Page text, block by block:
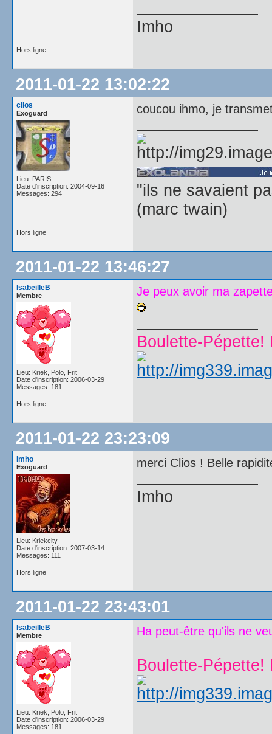
Imho
Hors ligne
2011-01-22 13:02:22
clios
Exoguard
Lieu: PARIS
Date d'inscription: 2004-09-16
Messages: 294
coucou ihmo, je
"ils ne savaient
(marc twain)
Hors ligne
2011-01-22 13:46:27
IsabeilleB
Membre
Lieu: Kriek, Polo, Frit
Date d'inscription: 2006-03-29
Messages: 181
Je peux avoir ma
Boulette-
Hors ligne
2011-01-22 23:23:09
Imho
Exoguard
Lieu: Kriekcity
Date d'inscription: 2007-03-14
Messages: 111
merci Clios ! Belle
Imho
Hors ligne
2011-01-22 23:43:01
IsabeilleB
Membre
Lieu: Kriek, Polo, Frit
Date d'inscription: 2006-03-29
Messages: 181
Ha peut-être qu'ils ne
Boulette-